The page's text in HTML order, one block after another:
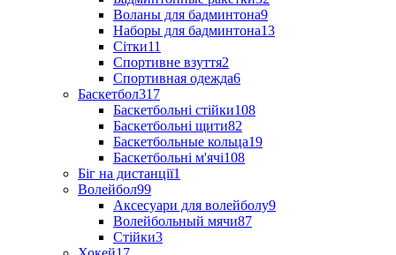
Воланы для бадминтона9
Наборы для бадминтона13
Сітки11
Спортивне взуття2
Спортивная одежда6
Баскетбол317
Баскетбольні стійки108
Баскетбольні щити82
Баскетбольные кольца19
Баскетбольні м'ячі108
Біг на дистанції1
Волейбол99
Аксесуари для волейболу9
Волейбольный мячи87
Стійки3